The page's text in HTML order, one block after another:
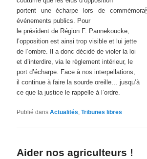
portent une écharpe lors de
événements publics. Pour
le président de Région F. Pannekoucke,
l’opposition est ainsi trop visible et lui jette
de l’ombre. Il a donc décidé de violer la loi
et d’interdire, via le règlement intérieur, le
port d’écharpe. Face à nos interpellations,
il continue à faire la sourde oreille… jusqu’à
ce que la justice le rappelle à l’ordre.
Publié dans Actualités,Tribunes libres
Aider nos agriculteurs !